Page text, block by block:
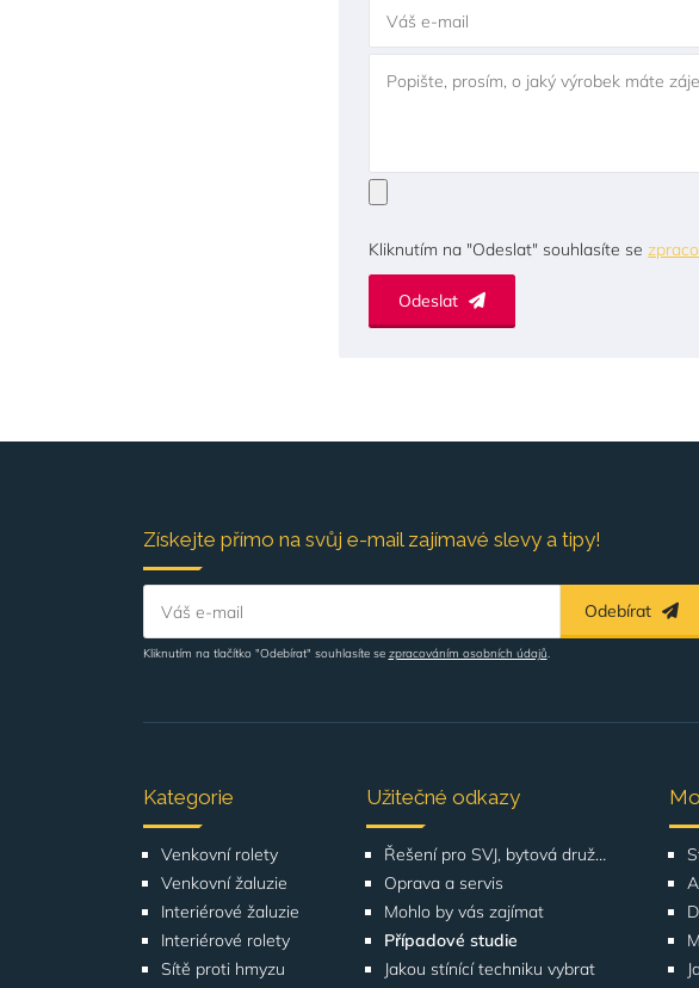
Váš e-mail
Popište, prosím, o jaký výrobek máte
Kliknutím na "Odeslat" souhlasíte se
Odeslat
Získejte přímo na svůj e-mail zajímavé slevy a tipy!
Váš e-mail Odebírat
Kliknutím na tlačítko "Odebírat" souhlasíte se zpracováním osobních údajů.
Kategorie
Venkovní rolety
Venkovní žaluzie
Interiérové žaluzie
Interiérové rolety
Sítě proti hmyzu
Užitečné odkazy
Řešení pro SVJ, bytová družstva, správu budov
Oprava a servis
Mohlo by vás zajímat
Případové studie
Jakou stínící techniku vybrat